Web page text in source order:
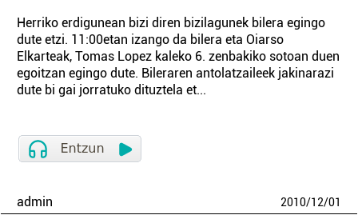
Herriko erdigunean bizi diren bizilagunek bilera egingo
dute etzi. 11:00etan izango da bilera eta Oiarso
Elkarteak, Tomas Lopez kaleko 6. zenbakiko sotoan duen
egoitzan egingo dute. Bileraren antolatzaileek jakinarazi
dute bi gai jorratuko dituztela et...
admin 2010/12/01